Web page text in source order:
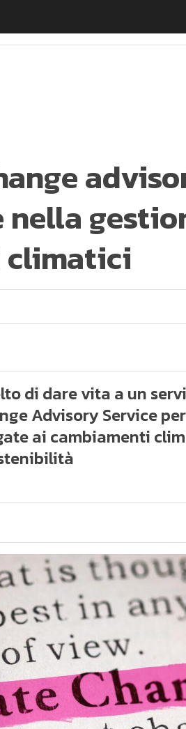
change advisory a
di dare vita a un
Advisory Service
ai cambiamenti